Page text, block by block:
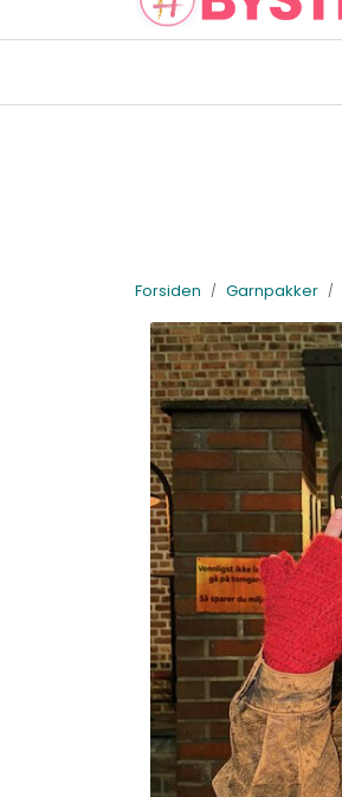
Skip to main content
Forsiden Garnpakker